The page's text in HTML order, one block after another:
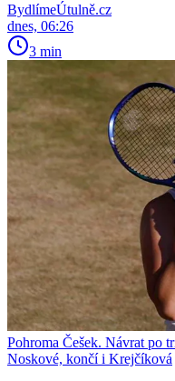
BydlímeÚtulně.cz
dnes, 06:26
3 min
Pohroma Češek. Návrat po
Noskové, končí i Krejčíková